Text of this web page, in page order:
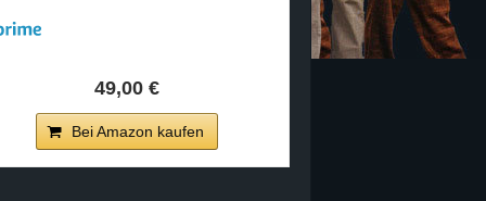
49,00 €
Bei Amazon kaufen